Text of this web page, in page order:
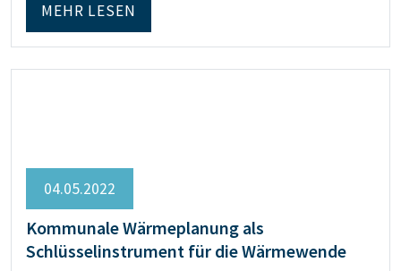
MEHR LESEN
04.05.2022
Kommunale Wärmeplanung als
Schlüsselinstrument für die Wärmewende